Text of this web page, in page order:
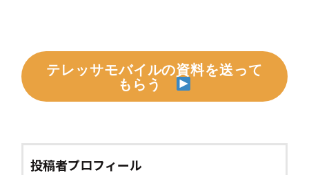
テレッサモバイルの資料を送って
もらう
投稿者プロフィール